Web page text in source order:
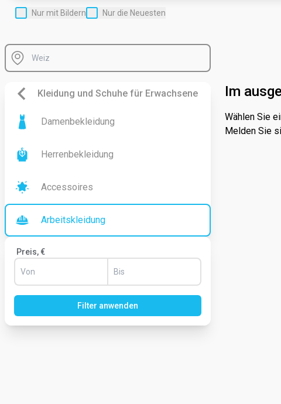
Nur mit Bildern Nur die Neuesten
Kleidung und Schuhe für Erwachsene
Damenbekleidung
Herrenbekleidung
Accessoires
Arbeitskleidung
Preis, €
Filter anwenden
Im
Wählen Sie
Melden Sie